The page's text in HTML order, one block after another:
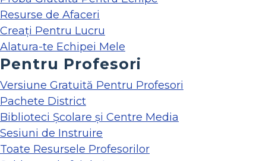
Resurse de Afaceri
Creați Pentru Lucru
Alatura-te Echipei Mele
Pentru Profesori
Versiune Gratuită Pentru Profesori
Pachete District
Biblioteci Școlare și Centre Media
Sesiuni de Instruire
Toate Resursele Profesorilor